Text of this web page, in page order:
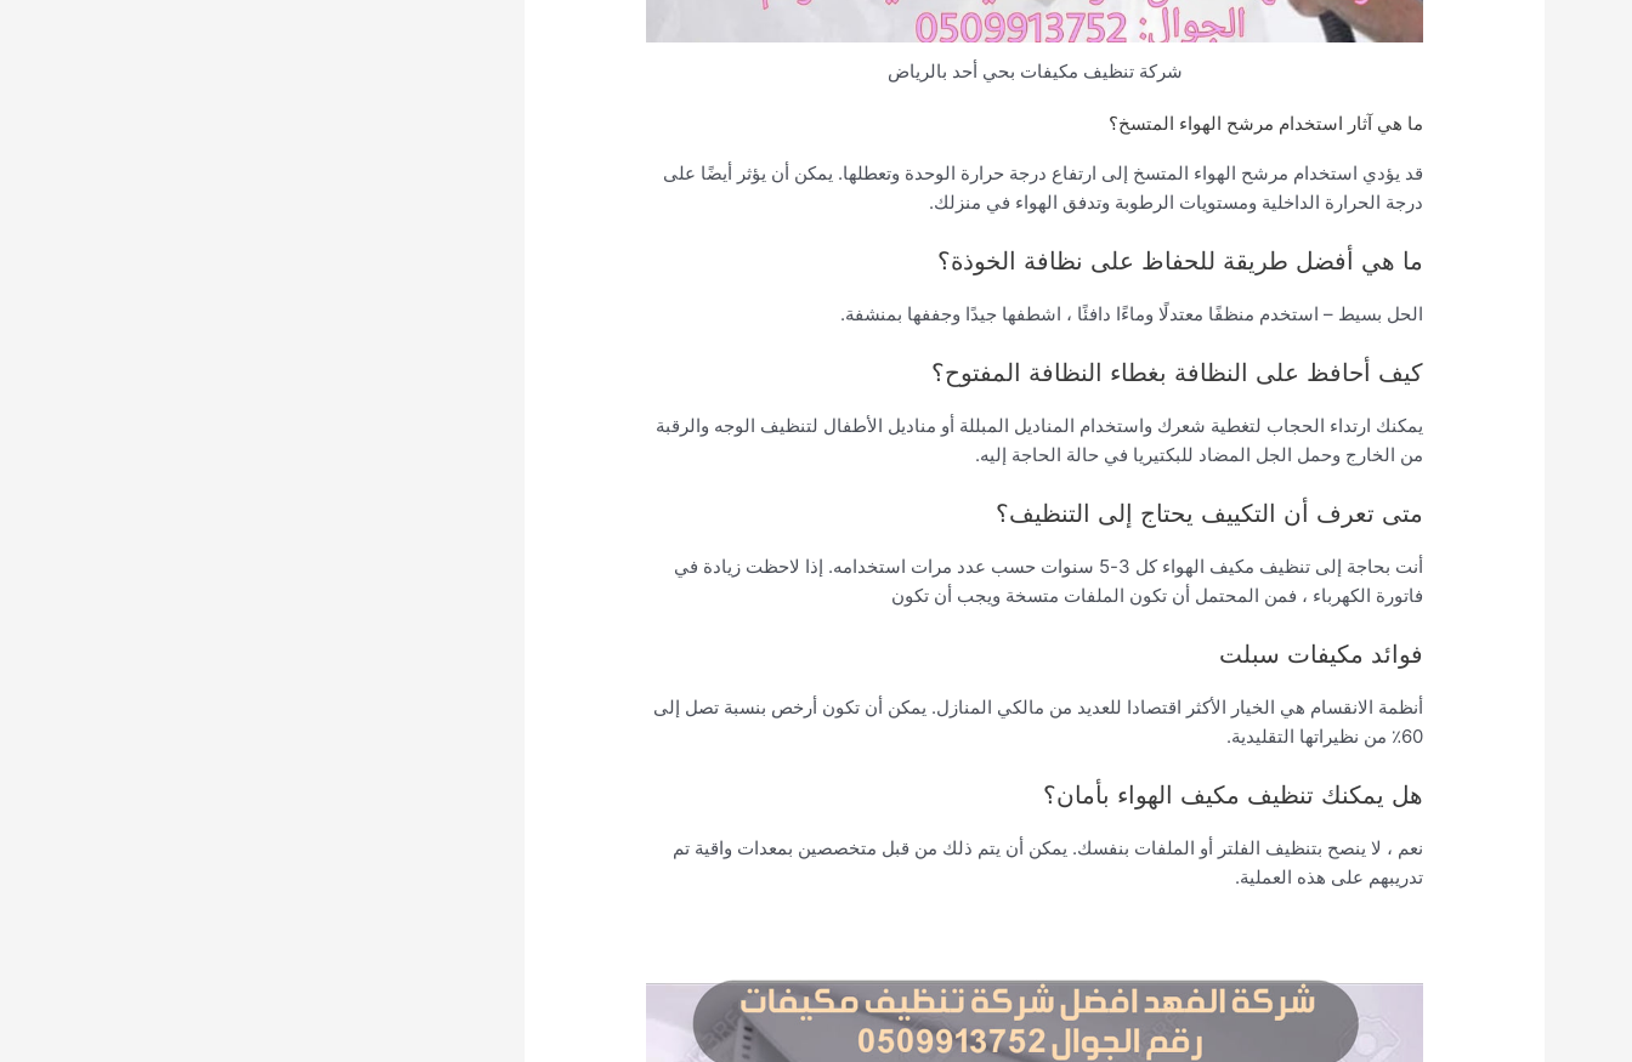
شركة تنظيف مكيفات بحي أحد بالرياض
ما هي آثار استخدام مرشح الهواء المتسخ؟
قد يؤدي استخدام مرشح الهواء المتسخ إلى ارتفاع درجة حرارة الوحدة وتعطلها. يمكن أن يؤثر أيضًا على
درجة الحرارة الداخلية ومستويات الرطوبة وتدفق الهواء في منزلك.
ما هي أفضل طريقة للحفاظ على نظافة الخوذة؟
الحل بسيط – استخدم منظفًا معتدلًا وماءًا دافئًا ، اشطفها جيدًا وجففها بمنشفة.
كيف أحافظ على النظافة بغطاء النظافة المفتوح؟
يمكنك ارتداء الحجاب لتغطية شعرك واستخدام المناديل المبللة أو مناديل الأطفال لتنظيف الوجه والرقبة
من الخارج وحمل الجل المضاد للبكتيريا في حالة الحاجة إليه.
متى تعرف أن التكييف يحتاج إلى التنظيف؟
أنت بحاجة إلى تنظيف مكيف الهواء كل 3-5 سنوات حسب عدد مرات استخدامه. إذا لاحظت زيادة في
فاتورة الكهرباء ، فمن المحتمل أن تكون الملفات متسخة ويجب أن تكون
فوائد مكيفات سبلت
أنظمة الانقسام هي الخيار الأكثر اقتصادا للعديد من مالكي المنازل. يمكن أن تكون أرخص بنسبة تصل إلى
60٪ من نظيراتها التقليدية.
هل يمكنك تنظيف مكيف الهواء بأمان؟
نعم ، لا ينصح بتنظيف الفلتر أو الملفات بنفسك. يمكن أن يتم ذلك من قبل متخصصين بمعدات واقية تم
تدريبهم على هذه العملية.